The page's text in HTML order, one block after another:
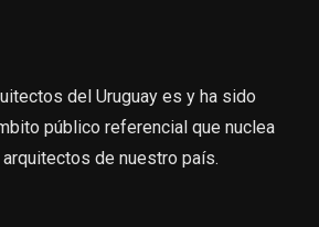
del Uruguay es y ha sido
público referencial que nuclea
de nuestro país.